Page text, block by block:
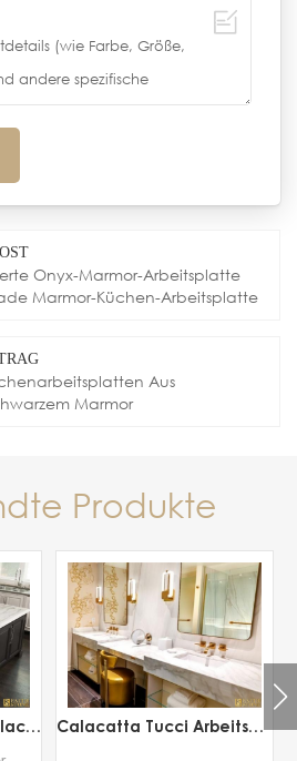
Onyx-Marmor-Arbeitsplatte
Marmor-Küchen-Arbeitsplatte
Aus
Marmor
Produkte
Arbeitsplatten aus Calacatta-Goldmarmor
Calacatta Tucci Arbeitsplatten